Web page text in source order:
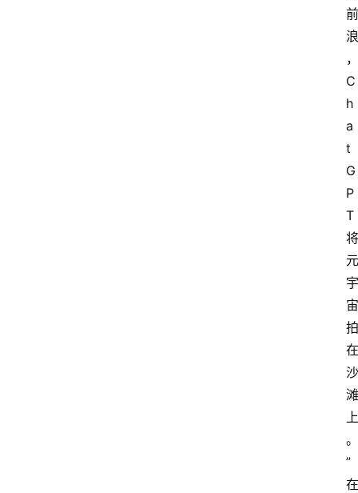
前
浪
，
C
h
a
t
G
P
T
将
元
宇
宙
拍
在
沙
滩
上
。
”
在